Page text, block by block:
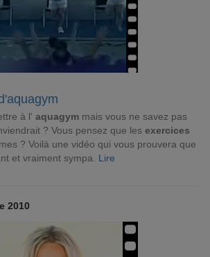
à l' aquagym mais vous ne savez pas
? Vous pensez que les exercices
? Voilà une vidéo qui vous prouvera que
et vraiment sympa. Lire
2010